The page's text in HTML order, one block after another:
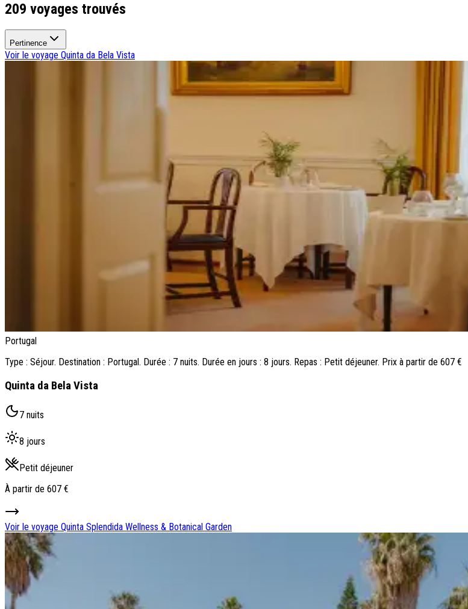
Notre histoire
Pourquoi voyager avec nous ?
Tourisme responsable
Nos brochures
209 voyages trouvés
Pertinence
Voir le voyage Quinta da Bela Vista
Portugal
Type : Séjour. Destination : Portugal. Durée : 7 nuits. Durée en jours : 8 jours. Repas : Petit déjeuner. Prix à partir de 607 €
Quinta da Bela Vista
7 nuits
8 jours
Petit déjeuner
À partir de 607 €
Voir le voyage Quinta Splendida Wellness & Botanical Garden